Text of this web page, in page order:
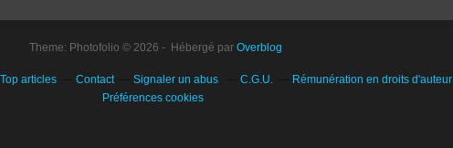
Theme: Photofolio © 2026 - Hébergé par Overblog
Top articles Contact Signaler un abus C.G.U. Rémunération en droits d'auteur
Préférences cookies